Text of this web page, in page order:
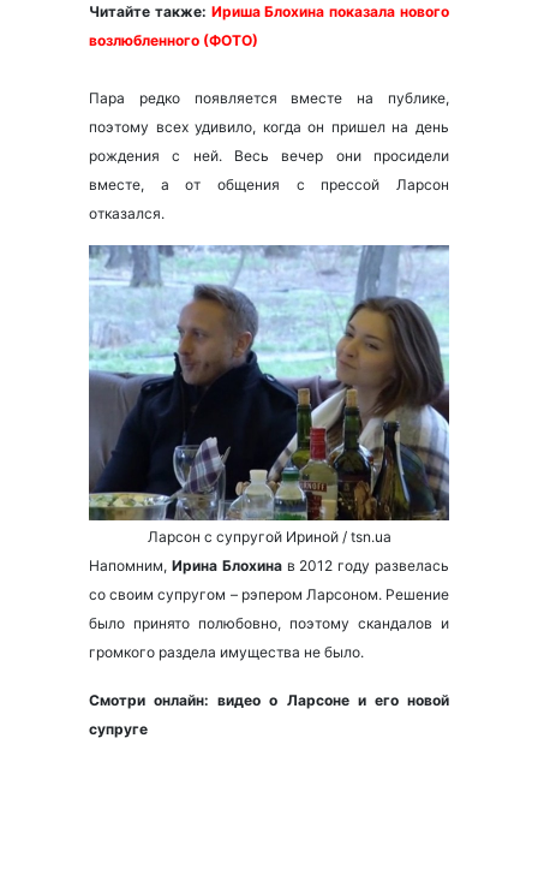
Читайте также: Ириша Блохина показала нового
возлюбленного (ФОТО)
Пара редко появляется вместе на публике,
поэтому всех удивило, когда он пришел на день
рождения с ней. Весь вечер они просидели
вместе, а от общения с прессой Ларсон
отказался.
Ларсон с супругой Ириной / tsn.ua
Напомним, Ирина Блохинав 2012 году развелась
со своим супругом – рэпером Ларсоном. Решение
было принято полюбовно, поэтому скандалов и
громкого раздела имущества не было.
Смотри онлайн: видео о Ларсоне и его новой
супруге